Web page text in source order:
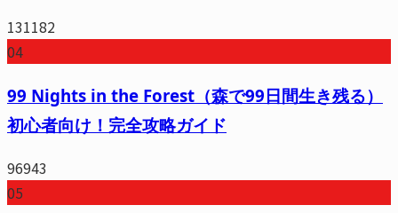
131182
04
99 Nights in the Forest（森で99日間生き残る）
初心者向け！完全攻略ガイド
96943
05